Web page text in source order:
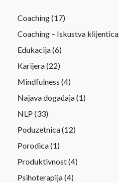
Coaching(17)
Coaching – Iskustva klijentica
Edukacija(6)
Karijera(22)
Mindfulness (4)
Najava događaja(1)
NLP (33)
Poduzetnica(12)
Porodica(1)
Produktivnost(4)
Psihoterapija(4)